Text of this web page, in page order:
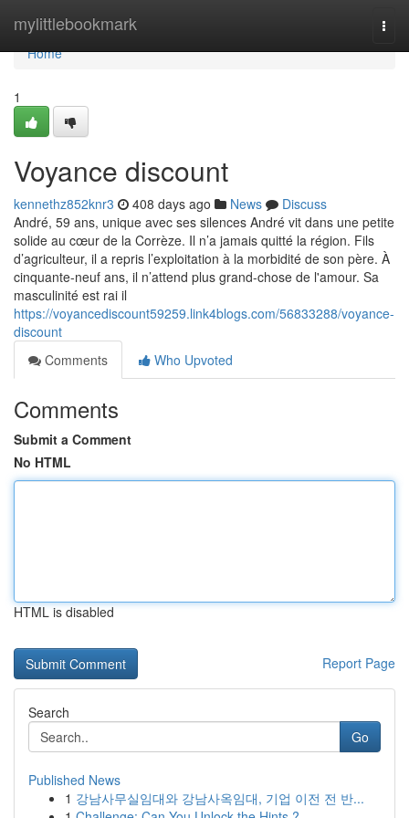
mylittlebookmark
Home
Home
1
Voyance discount
kennethz852knr3 408 days ago News
Discuss
André, 59 ans, unique avec ses silences André vit dans une petite
solide au cœur de la Corrèze. Il n’a jamais quitté la région. Fils
d’agriculteur, il a repris l’exploitation à la morbidité de son père. À
cinquante-neuf ans, il n’attend plus grand-chose de l'amour. Sa
masculinité est rai il
https://voyancediscount59259.link4blogs.com/56833288/voyance-
discount
Comments
Who Upvoted
Comments
Submit a Comment
No HTML
HTML is disabled
Report Page
Search
Go
Published News
1 강남사무실임대와 강남사옥임대, 기업 이전 전 반...